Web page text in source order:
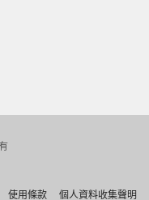
使用條款 個人資料收集聲明